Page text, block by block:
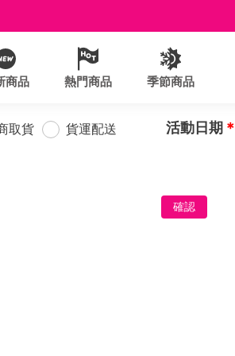
商品 熱門商品 季節商品
取貨 貨運配送 活動日期 ＊
確認